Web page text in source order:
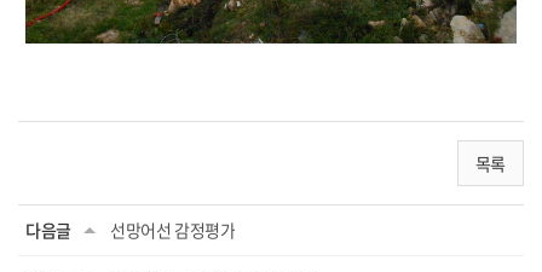
목록
다음글 선망어선 감정평가